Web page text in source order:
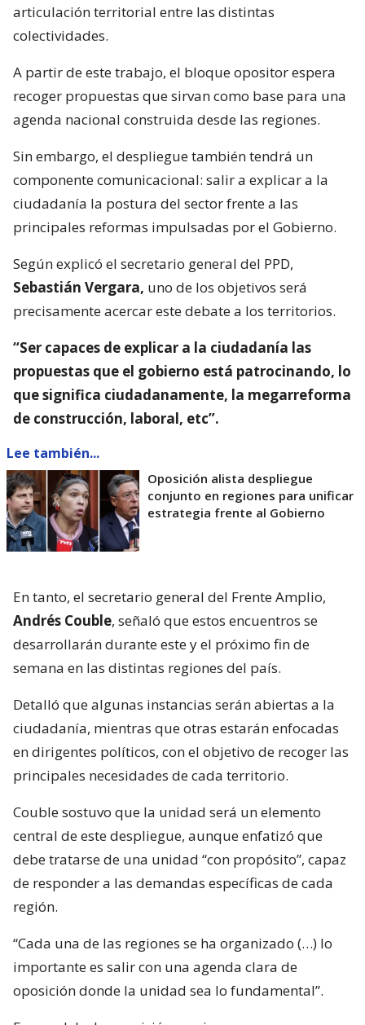
articulación territorial entre las distintas
colectividades.
A partir de este trabajo, el bloque opositor espera
recoger propuestas que sirvan como base para una
agenda nacional construida desde las regiones.
Sin embargo, el despliegue también tendrá un
componente comunicacional: salir a explicar a la
ciudadanía la postura del sector frente a las
principales reformas impulsadas por el Gobierno.
Según explicó el secretario general del PPD,
Sebastián Vergara, uno de los objetivos será
precisamente acercar este debate a los territorios.
“Ser capaces de explicar a la ciudadanía las
propuestas que el gobierno está patrocinando, lo
que significa ciudadanamente, la megarreforma
de construcción, laboral, etc”.
Lee también...
Oposición alista despliegue
conjunto en regiones para unificar
estrategia frente al Gobierno
En tanto, el secretario general del Frente Amplio,
Andrés Couble, señaló que estos encuentros se
desarrollarán durante este y el próximo fin de
semana en las distintas regiones del país.
Detalló que algunas instancias serán abiertas a la
ciudadanía, mientras que otras estarán enfocadas
en dirigentes políticos, con el objetivo de recoger las
principales necesidades de cada territorio.
Couble sostuvo que la unidad será un elemento
central de este despliegue, aunque enfatizó que
debe tratarse de una unidad “con propósito”, capaz
de responder a las demandas específicas de cada
región.
“Cada una de las regiones se ha organizado (…) lo
importante es salir con una agenda clara de
oposición donde la unidad sea lo fundamental”.